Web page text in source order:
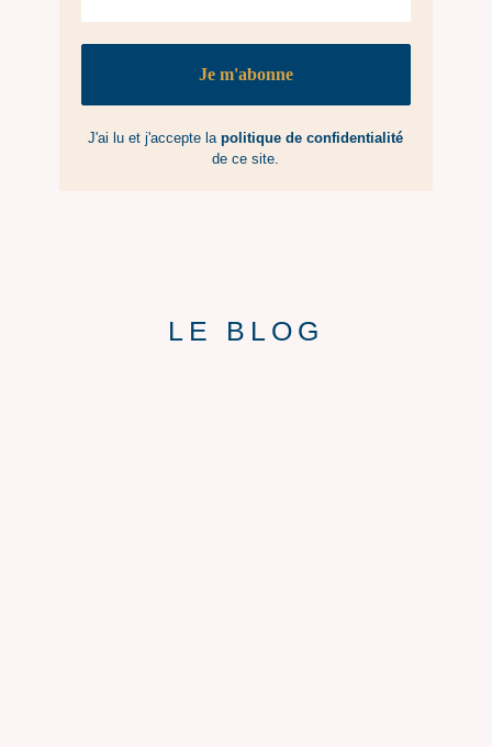
J'ai lu et j'accepte lapolitique de confidentialité
de ce site.
LE BLOG